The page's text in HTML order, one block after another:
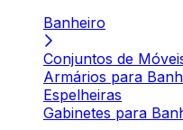
Banheiro
Conjuntos de
Armários para
Espelheiras
Gabinetes para